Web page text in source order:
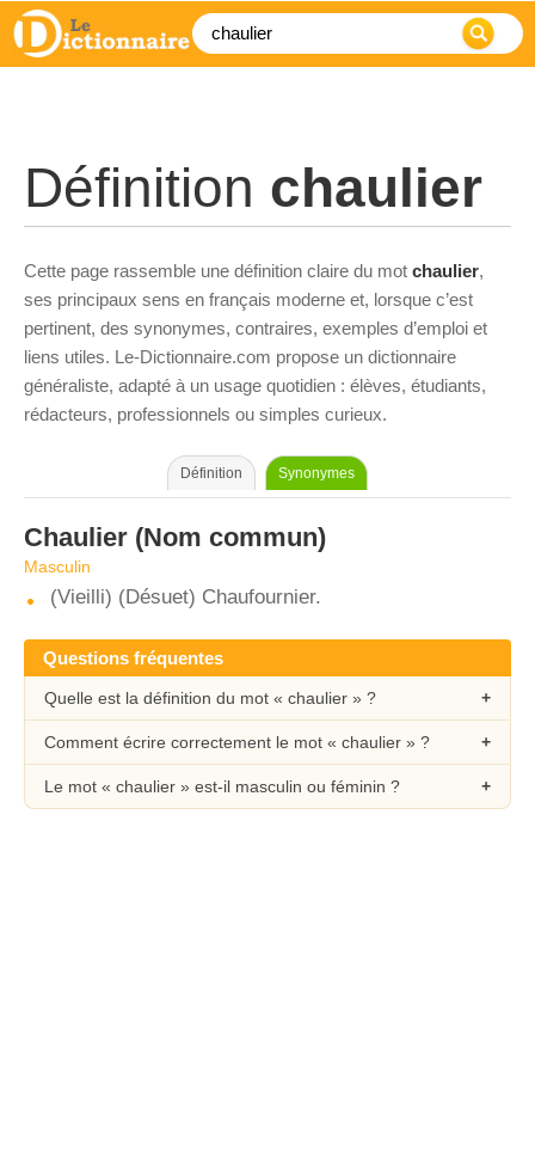
Définition chaulier
Cette page rassemble une définition claire du mot chaulier,
ses principaux sens en français moderne et, lorsque c’est
pertinent, des synonymes, contraires, exemples d’emploi et
liens utiles. Le-Dictionnaire.com propose un dictionnaire
généraliste, adapté à un usage quotidien : élèves, étudiants,
rédacteurs, professionnels ou simples curieux.
Définition Synonymes
Chaulier (Nom commun)
Masculin
(Vieilli) (Désuet) Chaufournier.
Questions fréquentes
Quelle est la définition du mot « chaulier » ?
Comment écrire correctement le mot « chaulier » ?
Le mot « chaulier » est-il masculin ou féminin ?